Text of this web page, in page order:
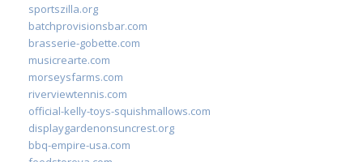
sportszilla.org
batchprovisionsbar.com
brasserie-gobette.com
musicrearte.com
morseysfarms.com
riverviewtennis.com
official-kelly-toys-squishmallows.com
displaygardenonsuncrest.org
bbq-empire-usa.com